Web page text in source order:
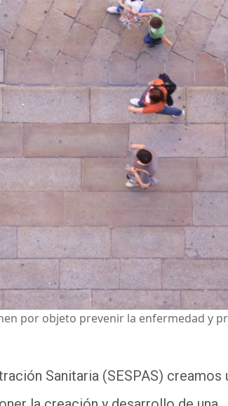
por objeto prevenir la enfermedad y
Sanitaria (SESPAS) creamos